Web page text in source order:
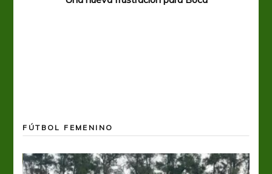
FÚTBOL FEMENINO